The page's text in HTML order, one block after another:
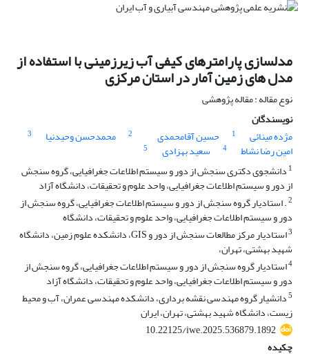
مدلسازی پارامترهای کیفی آب زیرزمینی با استفاده از
مدل های زمین آمار در استان مرکزی
نوع مقاله : مقاله پژوهشی
نویسندگان
مژده مینائی
1 حسین آقامحمدی 2 محمدحسن وحیدنیا 3
امین رضا نشاط 4 سعید بهزادی
5
1 دانشجوی دکتری سنجش از دور و سیستم اطلاعات جغرافیایی، گروه سنجش
از دور و سیستم اطلاعات جغرافیایی، واحد علوم و تحقیقات، دانشگاه آزاد
2. استادیار گروه سنجش از دور و سیستم اطلاعات جغرافیایی، گروه سنجش از
دور و سیستم اطلاعات جغرافیایی، واحد علوم و تحقیقات، دانشگاه
3 استادیار مرکز مطالعات سنجش از دور و GIS، دانشکده علوم زمین، دانشگاه
شهید بهشتی، تهران،
4استادیار گروه سنجش از دور و سیستم اطلاعات جغرافیایی، گروه سنجش از
دور و سیستم اطلاعات جغرافیایی، واحد علوم و تحقیقات، دانشگاه آزاد
5دانشیار گروه مهندسی نقشه برداری، دانشکده مهندسی عمران، آب و محیط
زیست، دانشگاه شهید بهشتی، تهران، ایران
10.22125/iwe.2025.536879.1892
چکیده